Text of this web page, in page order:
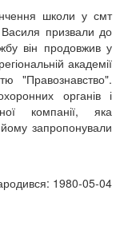
школи у смт
Василя призвали до
він продовжив у
академії
"Правознавство".
органів і
компанії, яка
запропонували
1980-05-04